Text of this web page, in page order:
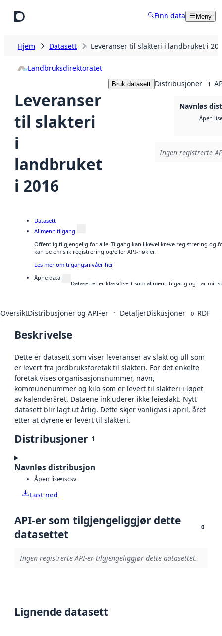
Finn data Meny
Hjem Datasett Leveranser til slakteri i landbruket i
Landbruksdirektoratet
Leveranser
til slakteri
i
landbruket
i 2016
Bruk datasett Distribusjoner 1
Navnløs
Åpen
Ingen registrerte
Datasett
Allmenn tilgang
Offentlig tilgjengelig for alle. Tilgang kan likevel kreve registrering og
kan be om slik registrering og/eller API-nøkler.
Les mer om tilgangsnivåer her
Åpne data
Datasettet er klassifisert som allmenn tilgang og har
OversiktDistribusjoner og API-er 1 DetaljerDiskusjoner 0 RDF
Beskrivelse
Dette er datasett som viser leveranser av slakt og ull som
er levert fra jordbruksforetak til slakteri. For det enkelte
foretak vises organisasjonsnummer, navn,
kommunenummer og kilo som er levert til slakteri i løpet
av kalenderåret. Dataene inkluderer ikke leieslakt. Nytt
datasett blir lagt ut årlig. Dette skjer vanligvis i april, året
etter at dyrene er levert til slakteri.
Distribusjoner 1
Navnløs distribusjon
Åpen lisenscsv
Last ned
API-er som tilgjengeliggjør dette
datasettet
0
Ingen registrerte API-er tilgjengeliggjør dette datasettet.
Lignende datasett